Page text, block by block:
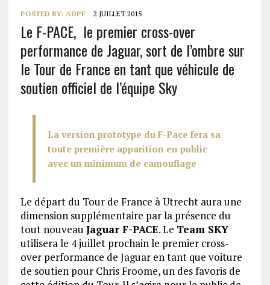
POSTED BY: ADPF 2 JUILLET 2015
Le F-PACE, le premier cross-over
performance de Jaguar, sort de l’ombre sur
le Tour de France en tant que véhicule de
soutien officiel de l’équipe Sky
La version prototype du F-Pace fera sa
toute première apparition en public
avec un minimum de camouflage
Le départ du Tour de France à Utrecht aura une
dimension supplémentaire par la présence du
tout nouveau Jaguar F-PACE. Le Team SKY
utilisera le 4 juillet prochain le premier cross-
over performance de Jaguar en tant que voiture
de soutien pour Chris Froome, un des favoris de